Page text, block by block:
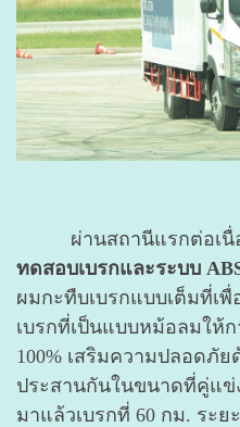
ผ่านสถานีแรกต่อเนื่
ทดสอบเบรกและระบบ
ผมกะทืบเบรกแบบเต็มที่เ
เบรกที่เป็นแบบหม้อลมให้
100% เสริมความปลอดภั
ประสานกันในขนาดที่คู่แข่
มาแล้วเบรกที่ 60 กม. ระ